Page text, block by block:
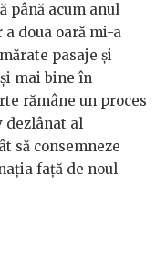
până acum anul
doua oară mi-a
pasaje și
mai bine în
rămâne un proces
dezlânat al
să consemneze
față de noul